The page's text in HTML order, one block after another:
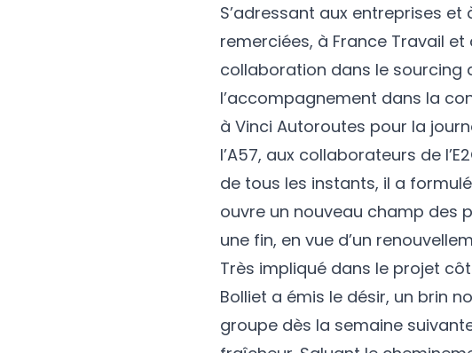
S’adressant aux entreprises
remerciées, à France Travail
collaboration dans le sourcing
l’accompagnement dans la
à Vinci Autoroutes pour la
l’A57, aux collaborateurs de
de tous les instants, il a
ouvre un nouveau champ des
une fin, en vue d’un
Très impliqué dans le projet
Bolliet a émis le désir, un brin
groupe dès la semaine